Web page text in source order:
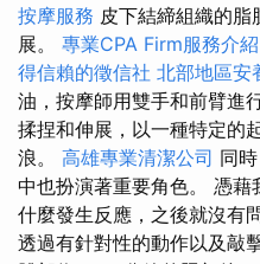
按摩服務 皮下結締組織的
展。 專業CPA Firm服務介紹
得信賴的徵信社 北部地區安
油，按摩師用雙手和前臂進
揉捏和伸展，以一種特定的
浪。 高雄專業清潔公司 同
中也扮演著重要角色。 憑
什麼發生反應，之後就沒有
透過有針對性的動作以及敲